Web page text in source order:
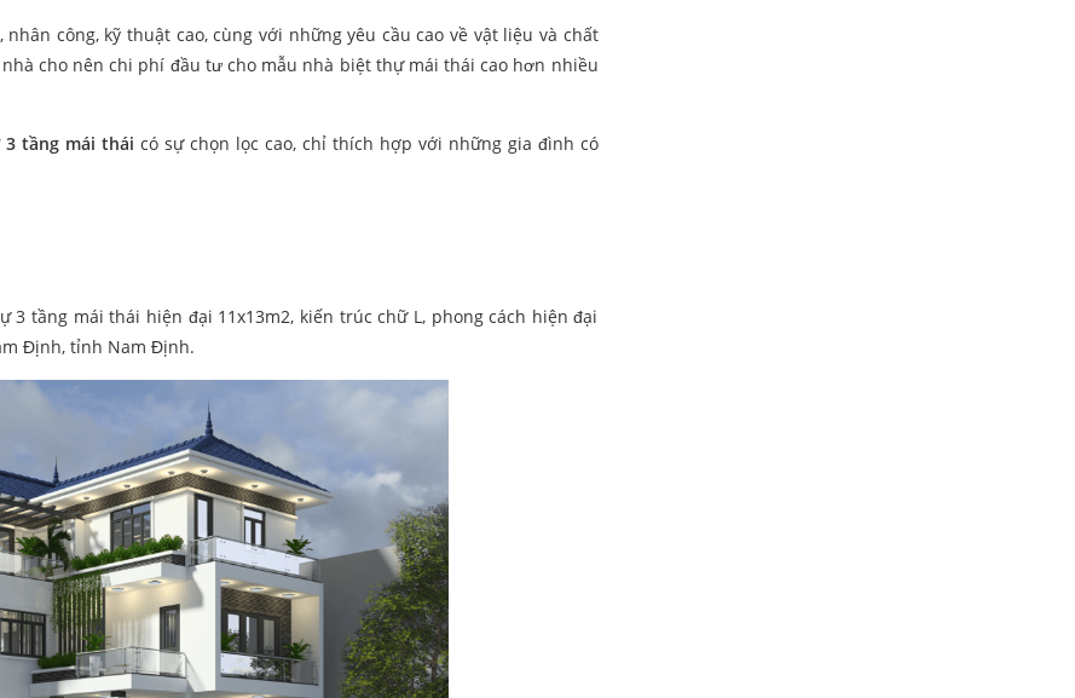
công, kỹ thuật cao, cùng với những yêu cầu cao về vật liệu và chất
cho nên chi phí đầu tư cho mẫu nhà biệt thự mái thái cao hơn nhiều
tầng mái thái có sự chọn lọc cao, chỉ thích hợp với những gia đình có
tầng mái thái hiện đại 11x13m2, kiến trúc chữ L, phong cách hiện đại
Định, tỉnh Nam Định.